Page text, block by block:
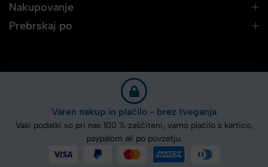
Nakupovanje
Prebrskaj po
Varen nakup in plačilo - brez tveganja
Vaši podatki so pri nas 100 % zaščiteni, varno plačilo s kartico,
paypalom ali po povzetju.